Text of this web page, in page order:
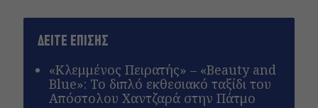
ΔΕΙΤΕ ΕΠΙΣΗΣ
«Κλεμμένος Πειρατής» – «Beauty and
Blue»: Το διπλό εκθεσιακό ταξίδι του
Απόστολου Χαντζαρά στην Πάτμο